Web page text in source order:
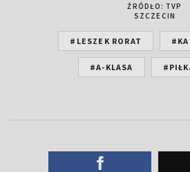
ŹRÓDŁO: TVP
SZCZECIN
#LESZEK RORAT
#A-KLASA